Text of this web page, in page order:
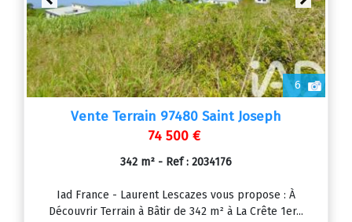
6
Previous Next
Vente Terrain 97480 Saint Joseph
74 500 €
342 m² - Ref : 2034176
Iad France - Laurent Lescazes vous propose : À
Découvrir Terrain à Bâtir de 342 m² à La Crête 1er...